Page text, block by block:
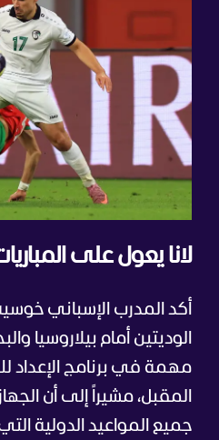
لانا يعول على
أكد المدرب الإسباني خوسيه
الوديتين أمام بيلاروسيا
مهمة في برنامج الإعداد
المقبل، مشيراً إلى أن
جميع المواعيد الدولية